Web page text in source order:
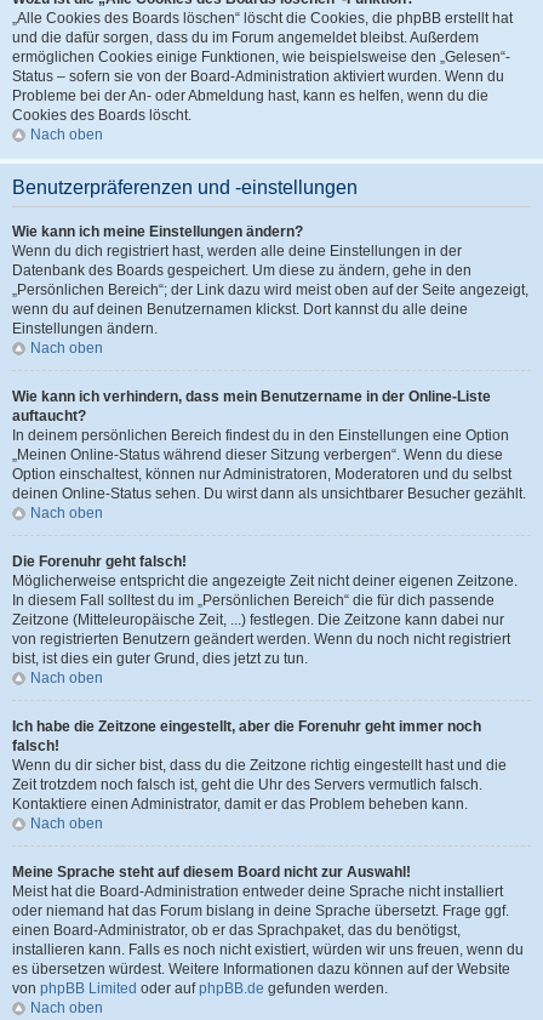
„Alle Cookies des Boards löschen“ löscht die Cookies, die phpBB erstellt hat
und die dafür sorgen, dass du im Forum angemeldet bleibst. Außerdem
ermöglichen Cookies einige Funktionen, wie beispielsweise den „Gelesen“-
Status – sofern sie von der Board-Administration aktiviert wurden. Wenn du
Probleme bei der An- oder Abmeldung hast, kann es helfen, wenn du die
Cookies des Boards löscht.
Nach oben
Benutzerpräferenzen und -einstellungen
Wie kann ich meine Einstellungen ändern?
Wenn du dich registriert hast, werden alle deine Einstellungen in der
Datenbank des Boards gespeichert. Um diese zu ändern, gehe in den
„Persönlichen Bereich“; der Link dazu wird meist oben auf der Seite angezeigt,
wenn du auf deinen Benutzernamen klickst. Dort kannst du alle deine
Einstellungen ändern.
Nach oben
Wie kann ich verhindern, dass mein Benutzername in der Online-Liste
auftaucht?
In deinem persönlichen Bereich findest du in den Einstellungen eine Option
„Meinen Online-Status während dieser Sitzung verbergen“. Wenn du diese
Option einschaltest, können nur Administratoren, Moderatoren und du selbst
deinen Online-Status sehen. Du wirst dann als unsichtbarer Besucher gezählt.
Nach oben
Die Forenuhr geht falsch!
Möglicherweise entspricht die angezeigte Zeit nicht deiner eigenen Zeitzone.
In diesem Fall solltest du im „Persönlichen Bereich“ die für dich passende
Zeitzone (Mitteleuropäische Zeit, ...) festlegen. Die Zeitzone kann dabei nur
von registrierten Benutzern geändert werden. Wenn du noch nicht registriert
bist, ist dies ein guter Grund, dies jetzt zu tun.
Nach oben
Ich habe die Zeitzone eingestellt, aber die Forenuhr geht immer noch
falsch!
Wenn du dir sicher bist, dass du die Zeitzone richtig eingestellt hast und die
Zeit trotzdem noch falsch ist, geht die Uhr des Servers vermutlich falsch.
Kontaktiere einen Administrator, damit er das Problem beheben kann.
Nach oben
Meine Sprache steht auf diesem Board nicht zur Auswahl!
Meist hat die Board-Administration entweder deine Sprache nicht installiert
oder niemand hat das Forum bislang in deine Sprache übersetzt. Frage ggf.
einen Board-Administrator, ob er das Sprachpaket, das du benötigst,
installieren kann. Falls es noch nicht existiert, würden wir uns freuen, wenn du
es übersetzen würdest. Weitere Informationen dazu können auf der Website
von phpBB Limited oder aufphpBB.de gefunden werden.
Nach oben